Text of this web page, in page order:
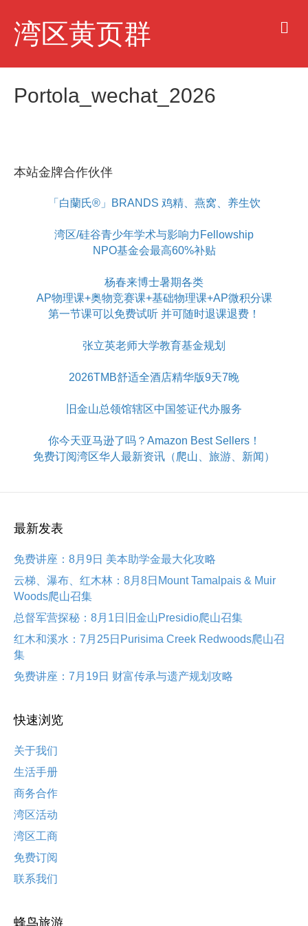
湾区黄页群
u
Portola_wechat_2026
本站金牌合作伙伴
「白蘭氏®」BRANDS 鸡精、燕窝、养生饮
湾区/硅谷青少年学术与影响力Fellowship
NPO基金会最高60%补贴
杨春来博士暑期各类
AP物理课+奥物竞赛课+基础物理课+AP微积分课
第一节课可以免费试听 并可随时退课退费！
张立英老师大学教育基金规划
2026TMB舒适全酒店精华版9天7晚
旧金山总领馆辖区中国签证代办服务
你今天亚马逊了吗？Amazon Best Sellers！
免费订阅湾区华人最新资讯（爬山、旅游、新闻）
最新发表
免费讲座：8月9日 美本助学金最大化攻略
云梯、瀑布、红木林：8月8日Mount Tamalpais & Muir
Woods爬山召集
总督军营探秘：8月1日旧金山Presidio爬山召集
红木和溪水：7月25日Purisima Creek Redwoods爬山召
集
免费讲座：7月19日 财富传承与遗产规划攻略
快速浏览
关于我们
生活手册
商务合作
湾区活动
湾区工商
免费订阅
联系我们
蜂鸟旅游